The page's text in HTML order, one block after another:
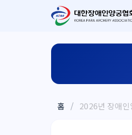
홈 / 2026년 장애